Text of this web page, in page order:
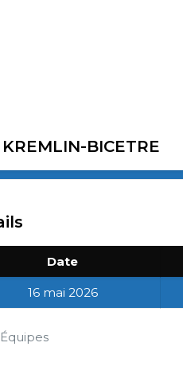
KREMLIN-BICETRE
Date
16 mai 2026
Équipes